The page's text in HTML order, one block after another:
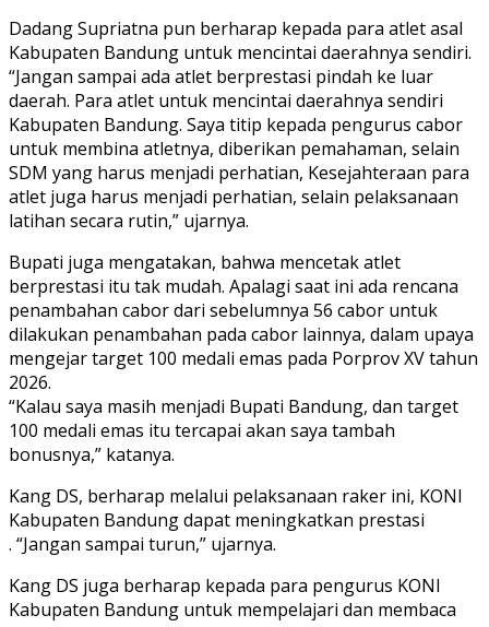
Dadang Supriatna pun berharap kepada para atlet asal
Kabupaten Bandung untuk mencintai daerahnya sendiri.
“Jangan sampai ada atlet berprestasi pindah ke luar
daerah. Para atlet untuk mencintai daerahnya sendiri
Kabupaten Bandung. Saya titip kepada pengurus cabor
untuk membina atletnya, diberikan pemahaman, selain
SDM yang harus menjadi perhatian, Kesejahteraan para
atlet juga harus menjadi perhatian, selain pelaksanaan
latihan secara rutin,” ujarnya.
Bupati juga mengatakan, bahwa mencetak atlet
berprestasi itu tak mudah. Apalagi saat ini ada rencana
penambahan cabor dari sebelumnya 56 cabor untuk
dilakukan penambahan pada cabor lainnya, dalam upaya
mengejar target 100 medali emas pada Porprov XV tahun
2026.
“Kalau saya masih menjadi Bupati Bandung, dan target
100 medali emas itu tercapai akan saya tambah
bonusnya,” katanya.
Kang DS, berharap melalui pelaksanaan raker ini, KONI
Kabupaten Bandung dapat meningkatkan prestasi
. “Jangan sampai turun,” ujarnya.
Kang DS juga berharap kepada para pengurus KONI
Kabupaten Bandung untuk mempelajari dan membaca